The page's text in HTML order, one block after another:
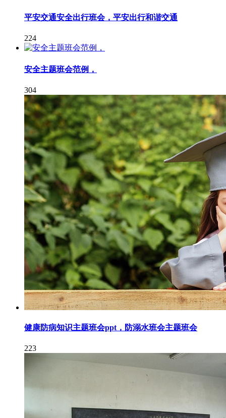
平安交通安全出行班会，平安出行和谐交通
224
安全主题班会范例，
304
健康防病知识主题班会ppt，防溺水班会主题班会
223